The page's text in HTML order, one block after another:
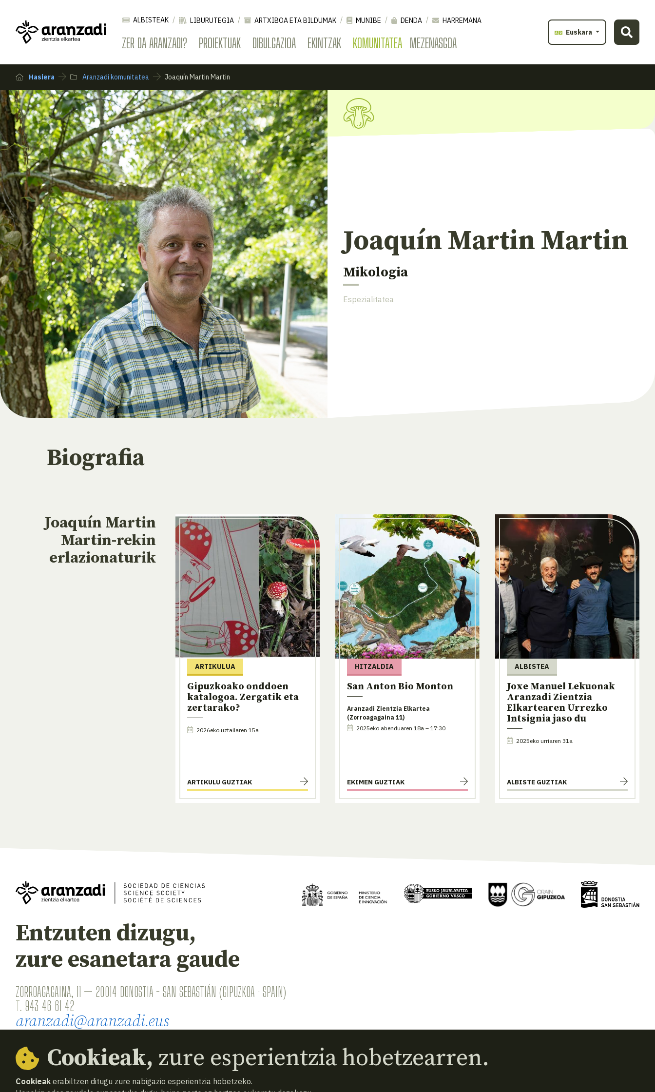
ZER DA ARANZADI? PROIEKTUAK DIBULGAZIOA EKINTZAK KOMUNITATEA MEZENASGOA
ALBISTEAK LIBURUTEGIA ARTXIBOA ETA BILDUMAK MUNIBE DENDA
HARREMANA
Euskara
Hasiera Aranzadi komunitatea Joaquín Martin Martin
Joaquín Martin Martin
Mikologia
Espezialitatea
Biografia
Joaquín Martin
Martin-rekin
erlazionaturik
ARTIKULUA
Gipuzkoako onddoen
katalogoa. Zergatik eta
zertarako?
2026eko uztailaren 15a
ARTIKULU GUZTIAK
HITZALDIA
San Anton Bio Monton
Aranzadi Zientzia Elkartea
(Zorroagagaina 11)
2025eko abenduaren 18a – 17:30
EKIMEN GUZTIAK
ALBISTEA
Joxe Manuel Lekuonak
Aranzadi Zientzia
Elkartearen Urrezko
Intsignia jaso du
2025eko urriaren 31a
ALBISTE GUZTIAK
Entzuten dizugu,
zure esanetara gaude
ZORROAGAGAINA, 11 — 20014 DONOSTIA - SAN SEBASTIÁN (GIPUZKOA · SPAIN)
T. 943 46 61 42
aranzadi@aranzadi.eus
Cookieak, zure esperientzia hobetzearren.
Cookieak erabiltzen ditugu zure nabigazio esperientzia hobetzeko.